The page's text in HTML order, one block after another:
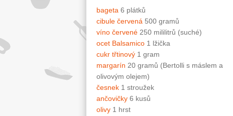
bageta 6 plátků
cibule červená 500 gramů
víno červené 250 mililitrů (suché)
ocet Balsamico 1 lžička
cukr třtinový 1 gram
margarín 20 gramů (Bertolli s máslem a
olivovým olejem)
česnek 1 stroužek
ančovičky 6 kusů
olivy 1 hrst